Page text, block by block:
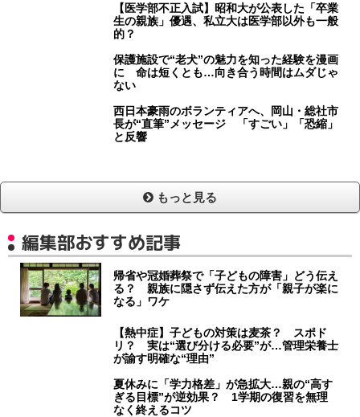
【医学部不正入試】昭和大が公表した「卒業
生の親族」優遇、私立大は医学部以外も一般
的？
保護施設で“老犬”の魅力を知った経験を漫画
に 命は短くとも…向き合う時間はムダじゃ
ない
西日本豪雨のボランティアへ、岡山・総社市
長が“直筆”メッセージ 「すごい」「恐縮」
と反響
もっと見る
編集部おすすめ記事
帰省や冠婚葬祭で「子どもの障害」どう伝え
る？ 親族に隠さず伝えた方が「親子が楽に
なる」ワケ
【熱中症】子どもの対策は麦茶？ スポド
リ？ 実は“選び分ける必要”が…管理栄養士
が諭す明確な“理由”
夏休みに「学力格差」が急拡大…親の“高す
ぎる目標”が逆効果？ 1学期の復習を無理
なく終えるコツ